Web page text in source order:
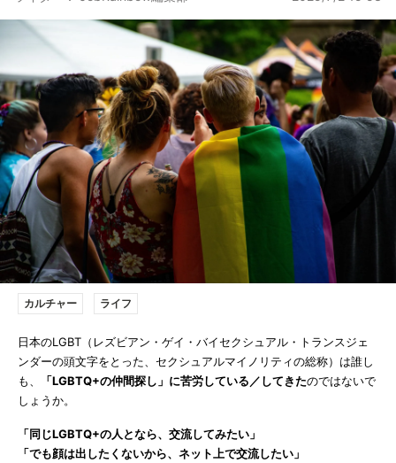
カルチャー ライフ
日本のLGBT（レズビアン・ゲイ・バイセクシュアル・トランスジェ
ンダーの頭文字をとった、セクシュアルマイノリティの総称）は誰し
も、
「LGBTQ+の仲間探し」に苦労している／してきたのではないで
しょうか。
「同じLGBTQ+の人となら、交流してみたい」
「でも顔は出したくないから、ネット上で交流したい」